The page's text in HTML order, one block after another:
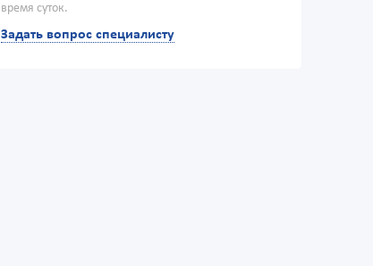
время суток.
Задать вопрос специалисту